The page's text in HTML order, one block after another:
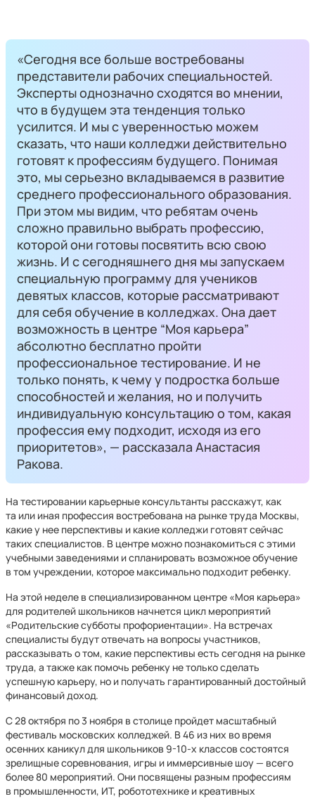
«Сегодня все больше востребованы
представители рабочих специальностей.
Эксперты однозначно сходятся во мнении,
что в будущем эта тенденция только
усилится. И мы с уверенностью можем
сказать, что наши колледжи действительно
готовят к профессиям будущего. Понимая
это, мы серьезно вкладываемся в развитие
среднего профессионального образования.
При этом мы видим, что ребятам очень
сложно правильно выбрать профессию,
которой они готовы посвятить всю свою
жизнь. И с сегодняшнего дня мы запускаем
специальную программу для учеников
девятых классов, которые рассматривают
для себя обучение в колледжах. Она дает
возможность в центре “Моя карьера”
абсолютно бесплатно пройти
профессиональное тестирование. И не
только понять, к чему у подростка больше
способностей и желания, но и получить
индивидуальную консультацию о том, какая
профессия ему подходит, исходя из его
приоритетов», — рассказала Анастасия
Ракова.
На тестировании карьерные консультанты расскажут, как
та или иная профессия востребована на рынке труда Москвы,
какие у нее перспективы и какие колледжи готовят сейчас
таких специалистов. В центре можно познакомиться с этими
учебными заведениями и спланировать возможное обучение
в том учреждении, которое максимально подходит ребенку.
На этой неделе в специализированном центре «Моя карьера»
для родителей школьников начнется цикл мероприятий
«Родительские субботы профориентации». На встречах
специалисты будут отвечать на вопросы участников,
рассказывать о том, какие перспективы есть сегодня на рынке
труда, а также как помочь ребенку не только сделать
успешную карьеру, но и получать гарантированный достойный
финансовый доход.
С 28 октября по 3 ноября в столице пройдет масштабный
фестиваль московских колледжей. В 46 из них во время
осенних каникул для школьников 9-10-х классов состоятся
зрелищные соревнования, игры и иммерсивные шоу — всего
более 80 мероприятий. Они посвящены разным профессиям
в промышленности, ИТ, робототехнике и креативных